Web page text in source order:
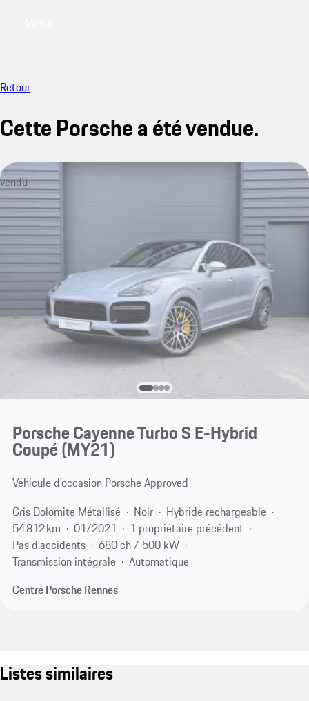
Retour
Cette Porsche a été vendue.
vendu
Porsche Cayenne Turbo S E-Hybrid
Coupé (MY21)
Véhicule d’occasion Porsche Approved
Gris Dolomite Métallisé
Noir
Hybride rechargeable
54 812 km
01/2021
1 propriétaire précédent
Pas d'accidents
680 ch / 500 kW
Transmission intégrale
Automatique
Centre Porsche Rennes
Listes similaires